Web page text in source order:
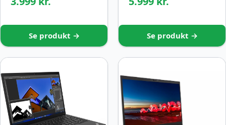
Se produkt → Se produkt →